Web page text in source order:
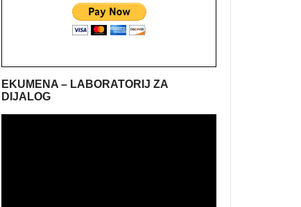
EKUMENA – LABORATORIJ ZA
DIJALOG